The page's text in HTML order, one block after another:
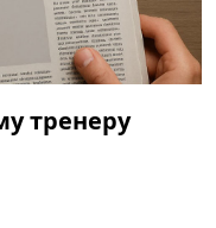
тренеру